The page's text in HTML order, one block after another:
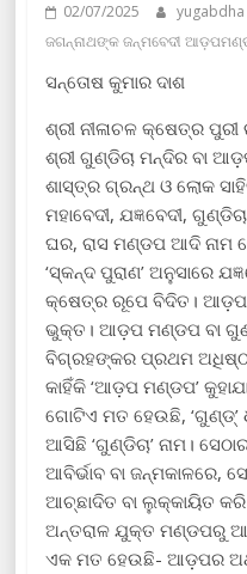
02/07/2025 yugabdha
ଜଗନ୍ନାଥଙ୍କ ଜନ୍ମବେଦୀ
ସନ୍ତୋଷ କୁମାର ଦାଶ
ଶ୍ରୀ ନୀଳାଚଳ କ୍ଷେତ୍ର
ଶ୍ରୀ ଗୁଣ୍ଡିଚା ମନ୍ଦିର ବା
ଶାସ୍ତ୍ର ଗ୍ରନ୍ଥ ଓ ଲୋକ
ମହାବେଦୀ, ଯଜ୍ଞବେଦୀ,
ଘର, ରାସ ମଣ୍ଡପ ଆଦି ନାମ
‘ସ୍କନ୍ଦ ପୁରାଣ’ ଅନୁସାରେ
କ୍ଷେତ୍ର ରୂପେ ବିଦିତ।
ଭୁକ୍ତ। ଆଡ଼ପ ମଣ୍ଡପ ବା
ବିଗ୍ରହଙ୍କର ପ୍ରଥମ
କାହିଁକି ‘ଆଡ଼ପ ମଣ୍ଡପ’
ଗୋଟିଏ ମତ ହେଉଛି, ‘ଗୁଣ୍ଡ୍‌’
ଆସିଛି ‘ଗୁଣ୍ଡିଚା’ ନାମ।
ଆବିର୍ଭାବ ବା ଜନ୍ମକାଳରେ,
ଆଚ୍ଛାଦିତ ବା ଲୁକ୍‌କାୟିତ
ଅନ୍ତରାଳ ଯୁକ୍ତ ମଣ୍ଡପରୁ
ଏକ ମତ ହେଉଛି- ଆଡ଼ପର ଅର୍ଥ